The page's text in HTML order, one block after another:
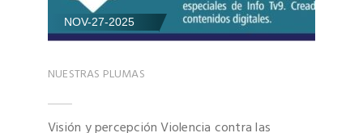
NOV-27-2025
NUESTRAS PLUMAS
Visión y percepción Violencia contra las